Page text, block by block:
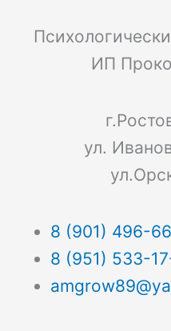
ИП
ул.
8 (901) 496-
8 (951) 533-